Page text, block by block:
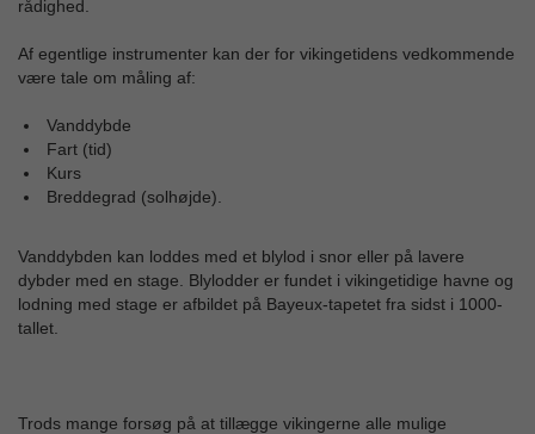
rådighed.
Af egentlige instrumenter kan der for vikingetidens vedkommende
være tale om måling af:
Vanddybde
Fart (tid)
Kurs
Breddegrad (solhøjde).
Vanddybden kan loddes med et blylod i snor eller på lavere
dybder med en stage. Blylodder er fundet i vikingetidige havne og
lodning med stage er afbildet på Bayeux-tapetet fra sidst i 1000-
tallet.
Trods mange forsøg på at tillægge vikingerne alle mulige